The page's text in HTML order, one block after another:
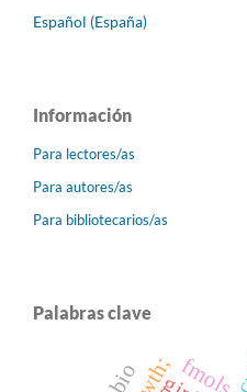
Español (España)
Información
Para lectores/as
Para autores/as
Para bibliotecarios/as
Palabras clave
fmols